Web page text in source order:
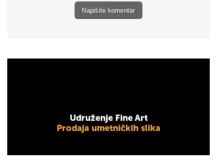
Napišite komentar
Udruženje Fine Art
Prodaja umetničkih slika